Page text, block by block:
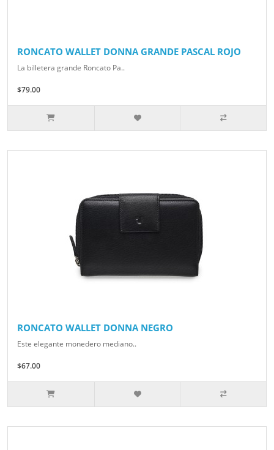
RONCATO WALLET DONNA GRANDE PASCAL ROJO
La billetera grande Roncato Pa..
$79.00
RONCATO WALLET DONNA NEGRO
Este elegante monedero mediano..
$67.00